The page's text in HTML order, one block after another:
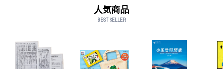
人気商品
BEST SELLER